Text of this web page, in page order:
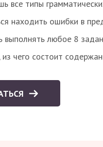
все типы
находить ошибки в
любое 8
чего состоит